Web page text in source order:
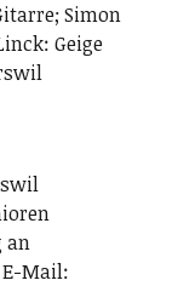
­Simon
Geige
an
E-Mail: